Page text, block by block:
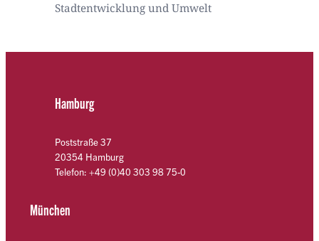
Stadtentwicklung und Umwelt
Hamburg
Poststraße 37
20354 Hamburg
Telefon: +49 (0)40 303 98 75-0
München